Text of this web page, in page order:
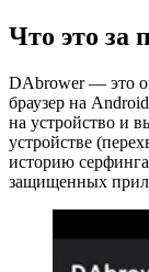
Что это за
DAbrower — это
браузер на
на устройство и
устройстве
историю
защищенных